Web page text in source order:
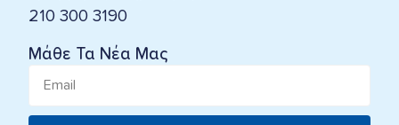
210 300 3190
Μάθε Τα Νέα Μας